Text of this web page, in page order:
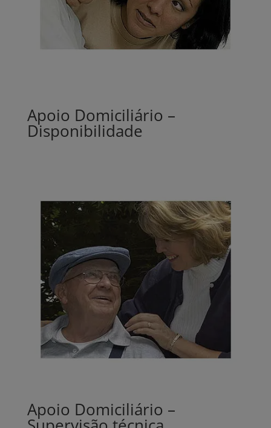
Apoio Domiciliário –
Disponibilidade
Apoio Domiciliário –